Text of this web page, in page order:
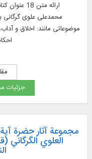
ارائه متن 18
محمدعلی علوی گرگانی
موضوعاتی مانند: اخلاق و
جزئیات
مجموعة آثار حضرة
العلوي